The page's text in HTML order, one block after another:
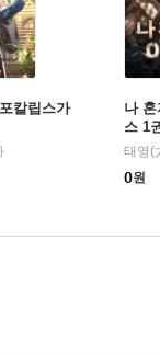
칼립스가
나
스 1
태영(
0원